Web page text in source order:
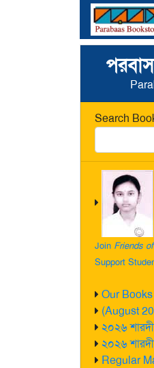
Search
Join Friends
Support
Our Books
(August
২০২৬
২০২৬
Regular